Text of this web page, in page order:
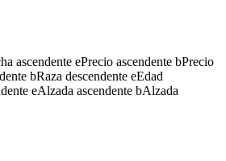
ascendente ePrecio ascendente bPrecio
bRaza descendente eEdad
eAlzada ascendente bAlzada